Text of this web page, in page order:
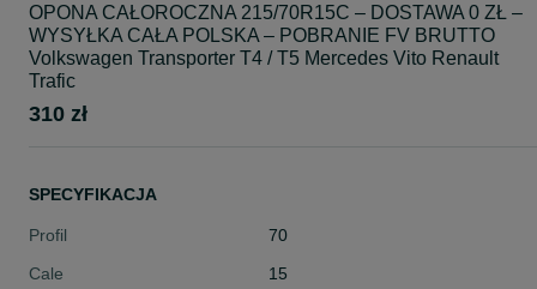
OPONA CAŁOROCZNA 215/70R15C – DOSTAWA 0 ZŁ –
WYSYŁKA CAŁA POLSKA – POBRANIE FV BRUTTO
Volkswagen Transporter T4 / T5 Mercedes Vito Renault
Trafic
310 zł
SPECYFIKACJA
Profil
70
Cale
15